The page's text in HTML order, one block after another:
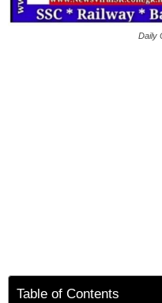
Daily
Table of Contents